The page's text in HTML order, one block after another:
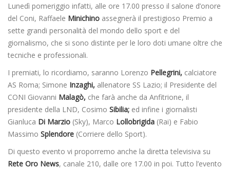
Lunedì pomeriggio infatti, alle ore 17.00 presso il salone d’onore
del Coni, Raffaele Minichino assegnerà il prestigioso Premio a
sette grandi personalità del mondo dello sport e del
giornalismo, che si sono distinte per le loro doti umane oltre che
tecniche e professionali.
I premiati, lo ricordiamo, saranno Lorenzo Pellegrini, calciatore
AS Roma; Simone Inzaghi, allenatore SS Lazio; il Presidente del
CONI Giovanni Malagò, che farà anche da Anfitrione, il
presidente della LND, Cosimo Sibilia; ed infine i giornalisti
Gianluca Di Marzio (Sky), Marco Lollobrigida (Rai) e Fabio
Massimo Splendore (Corriere dello Sport).
Di questo evento vi proporremo anche la diretta televisiva su
Rete Oro News, canale 210, dalle ore 17.00 in poi. Tutto l’evento